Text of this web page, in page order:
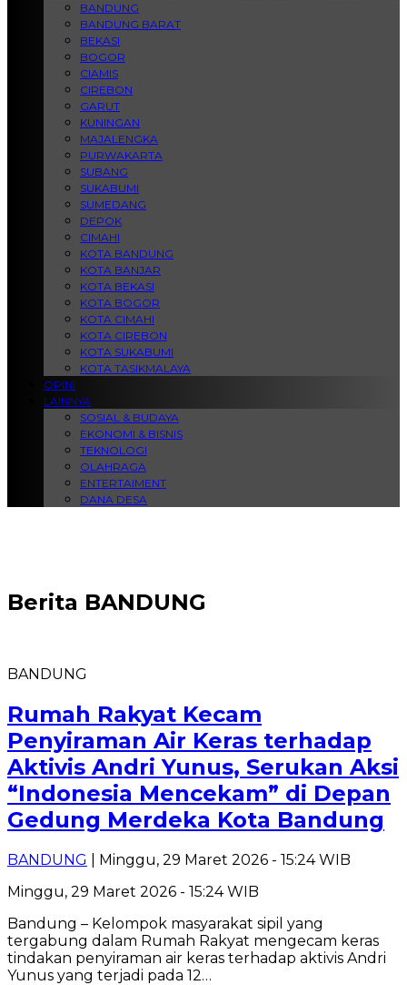
BANDUNG
BANDUNG BARAT
BEKASI
BOGOR
CIAMIS
CIREBON
GARUT
KUNINGAN
MAJALENGKA
PURWAKARTA
SUBANG
SUKABUMI
SUMEDANG
DEPOK
CIMAHI
KOTA BANDUNG
KOTA BANJAR
KOTA BEKASI
KOTA BOGOR
KOTA CIMAHI
KOTA CIREBON
KOTA SUKABUMI
KOTA TASIKMALAYA
OPINI
LAINNYA
SOSIAL & BUDAYA
EKONOMI & BISNIS
TEKNOLOGI
OLAHRAGA
ENTERTAIMENT
DANA DESA
Berita BANDUNG
BANDUNG
Rumah Rakyat Kecam
Penyiraman Air Keras terhadap
Aktivis Andri Yunus, Serukan Aksi
“Indonesia Mencekam” di Depan
Gedung Merdeka Kota Bandung
BANDUNG
| Minggu, 29 Maret 2026 - 15:24 WIB
Minggu, 29 Maret 2026 - 15:24 WIB
Bandung – Kelompok masyarakat sipil yang
tergabung dalam Rumah Rakyat mengecam keras
tindakan penyiraman air keras terhadap aktivis Andri
Yunus yang terjadi pada 12…